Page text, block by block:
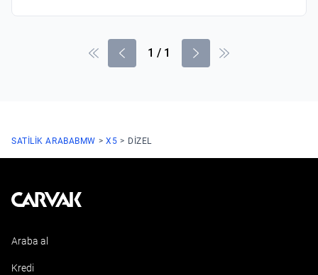
1 / 1
SATILIK ARABABMW X5 DIZEL
Kavak
Araba al
Kredi